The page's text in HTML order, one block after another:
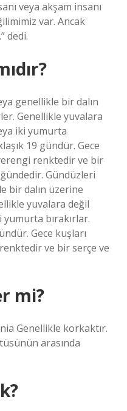
veya akşam insanı
var. Ancak
dedi.
genellikle bir dalın
Genellikle yuvalara
iki yumurta
19 gündür. Gece
renktedir ve bir
Gündüzleri
bir dalın üzerine
yuvalara değil
bırakırlar.
Gece kuşları
ve bir serçe ve
mi?
Genellikle korkaktır.
arasında